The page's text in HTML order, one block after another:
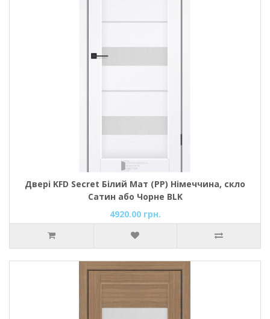
Двері KFD Secret Білий Мат (PP) Німеччина, скло
Сатин або Чорне BLK
4920.00 грн.